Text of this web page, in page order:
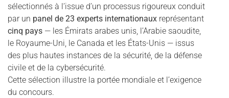
sélectionnés à l’issue d’un processus rigoureux conduit
par un panel de 23 experts internationaux représentant
cinq pays — les Émirats arabes unis, l’Arabie saoudite,
le Royaume-Uni, le Canada et les États-Unis — issus
des plus hautes instances de la sécurité, de la défense
civile et de la cybersécurité.
Cette sélection illustre la portée mondiale et l’exigence
du concours.